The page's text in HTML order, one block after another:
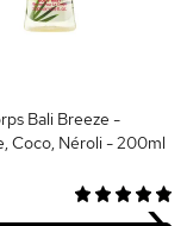
Bali Breeze -
Coco, Néroli - 200ml